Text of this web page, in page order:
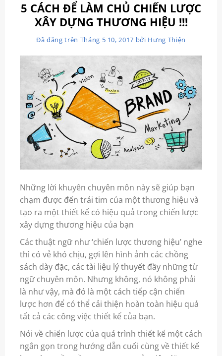
5 CÁCH ĐỂ LÀM CHỦ CHIẾN LƯỢC
XÂY DỰNG THƯƠNG HIỆU !!!
Đã đăng trên Tháng 5 10, 2017 bởi Hưng Thiện
Những lời khuyên chuyên môn này sẽ giúp bạn
chạm được đến trái tim của mộtthương hiệu và
tạo ra mộtthiết kế có hiệu quả trong chiến lược
xây dựng thương hiệu của bạn
Các thuật ngữ như ‘chiến lược thương hiệu’ nghe
thì có vẻ khó chịu, gợi lên hình ảnh các chồng
sách dày đặc, các tài liệu lý thuyết đầy những từ
ngữ chuyên môn. Nhưng không, nó không phải
là như vậy, mà đó là một cách tiếp cận chiến
lược hơn để có thể cải thiện hoàn toàn hiệu quả
tất cả các công việc thiết kế của bạn.
Nói về chiến lược của quá trình thiết kế một cách
ngắn gọn trong hướng dẫn cuối cùng về thiết kế